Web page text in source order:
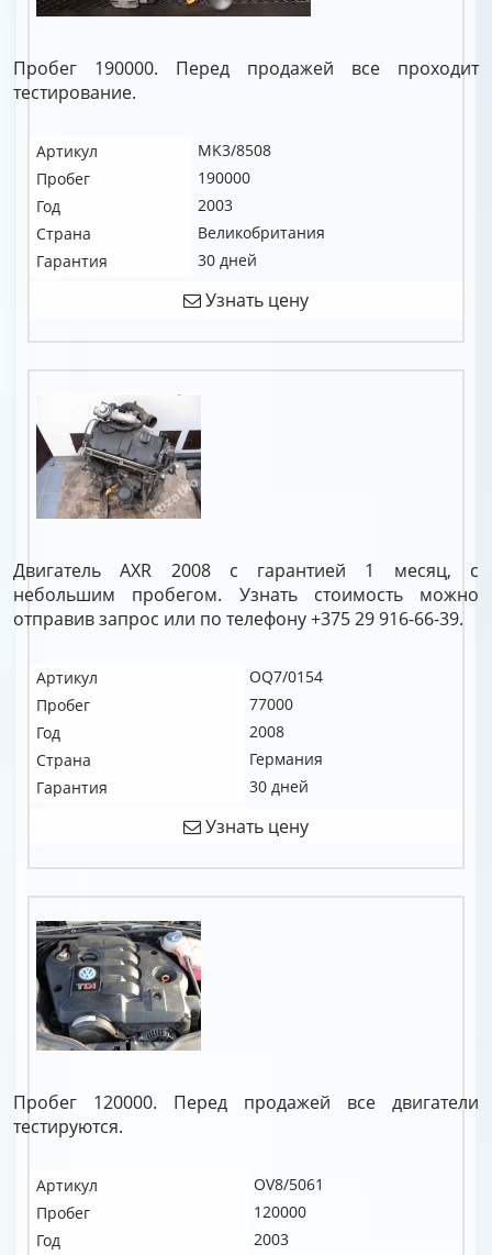
Пробег 190000. Перед продажей все проходит
тестирование.
Артикул
MK3/8508
Пробег
190000
Год
2003
Страна
Великобритания
Гарантия
30 дней
Узнать цену
Двигатель AXR 2008 с гарантией 1 месяц, с
небольшим пробегом. Узнать стоимость можно
отправив запрос или по телефону +375 29 916-66-39.
Артикул
OQ7/0154
Пробег
77000
Год
2008
Страна
Германия
Гарантия
30 дней
Узнать цену
Пробег 120000. Перед продажей все двигатели
тестируются.
Артикул
OV8/5061
Пробег
120000
Год
2003